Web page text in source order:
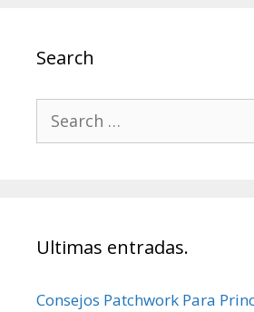
Search
for:
Ultimas entradas.
Consejos Patchwork Para